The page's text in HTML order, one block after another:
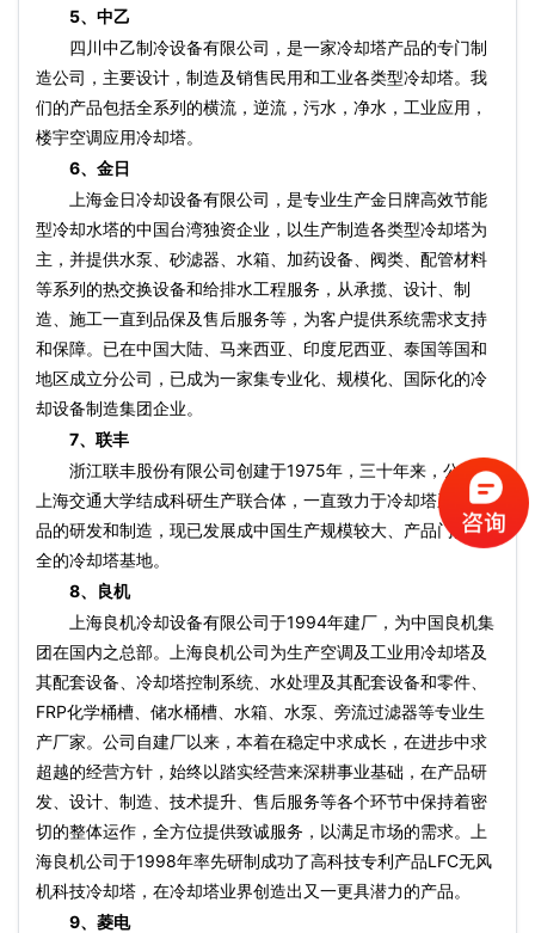
5、中乙
四川中乙制冷设备有限公司，是一家冷却塔产品的专门制
造公司，主要设计，制造及销售民用和工业各类型冷却塔。我
们的产品包括全系列的横流，逆流，污水，净水，工业应用，
楼宇空调应用冷却塔。
6、金日
上海金日冷却设备有限公司，是专业生产金日牌高效节能
型冷却水塔的中国台湾独资企业，以生产制造各类型冷却塔为
主，并提供水泵、砂滤器、水箱、加药设备、阀类、配管材料
等系列的热交换设备和给排水工程服务，从承揽、设计、制
造、施工一直到品保及售后服务等，为客户提供系统需求支持
和保障。已在中国大陆、马来西亚、印度尼西亚、泰国等国和
地区成立分公司，已成为一家集专业化、规模化、国际化的冷
却设备制造集团企业。
7、联丰
浙江联丰股份有限公司创建于1975年，三十年来，公司与
上海交通大学结成科研生产联合体，一直致力于冷却塔系列产
品的研发和制造，现已发展成中国生产规模较大、产品门类较
全的冷却塔基地。
8、良机
上海良机冷却设备有限公司于1994年建厂，为中国良机集
团在国内之总部。上海良机公司为生产空调及工业用冷却塔及
其配套设备、冷却塔控制系统、水处理及其配套设备和零件、
FRP化学桶槽、储水桶槽、水箱、水泵、旁流过滤器等专业生
产厂家。公司自建厂以来，本着在稳定中求成长，在进步中求
超越的经营方针，始终以踏实经营来深耕事业基础，在产品研
发、设计、制造、技术提升、售后服务等各个环节中保持着密
切的整体运作，全方位提供致诚服务，以满足市场的需求。上
海良机公司于1998年率先研制成功了高科技专利产品LFC无风
机科技冷却塔，在冷却塔业界创造出又一更具潜力的产品。
9、菱电